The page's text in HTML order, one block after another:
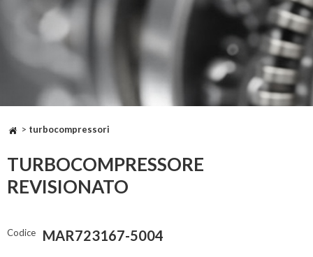
> turbocompressori
TURBOCOMPRESSORE
REVISIONATO
Codice MAR723167-5004